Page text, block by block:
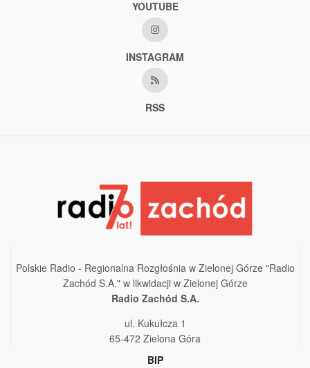
YOUTUBE
INSTAGRAM
RSS
Polskie Radio - Regionalna Rozgłośnia w Zielonej Górze "Radio
Zachód S.A." w likwidacji w Zielonej Górze
Radio Zachód S.A.
ul. Kukułcza 1
65-472 Zielona Góra
BIP